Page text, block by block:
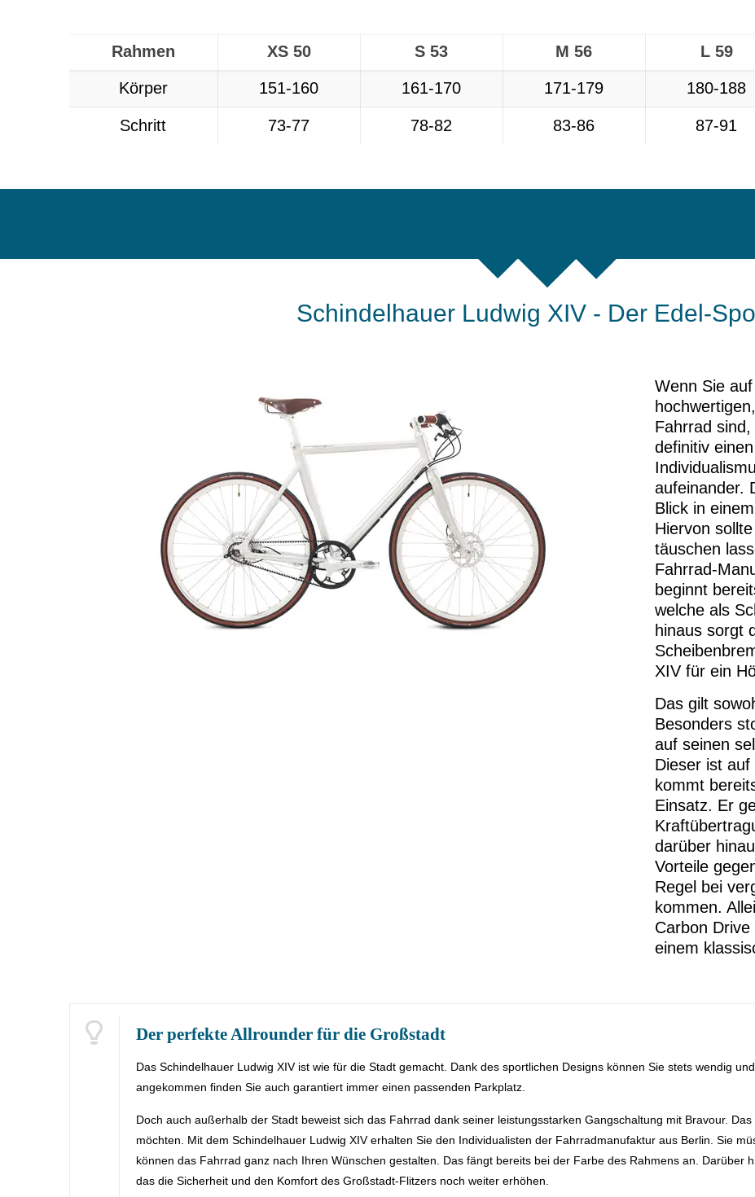
Rahmen XS 50 S 53 M 56 L 59
Körper 151-160 161-170 171-179 180-188
Schritt 73-77 78-82 83-86 87-91
Schindelhauer Ludwig XIV - Der Edel-
Wenn Sie
Fahrrad
definitiv
aufeinander.
Blick in
Hiervon
täuschen
Fahrrad-
beginnt
welche als
hinaus sorgt
XIV für ein
Das gilt
Besonders
auf seinen
Dieser ist
kommt
Einsatz. Er
darüber
Vorteile
Regel bei
kommen.
Carbon
einem
Der perfekte Allrounder für die Großstadt
Das Schindelhauer Ludwig XIV ist wie für die Stadt gemacht. Dank des sportlichen Designs können Sie stets wendig
angekommen finden Sie auch garantiert immer einen passenden Parkplatz.
Doch auch außerhalb der Stadt beweist sich das Fahrrad dank seiner leistungsstarken Gangschaltung mit Bravour.
möchten. Mit dem Schindelhauer Ludwig XIV erhalten Sie den Individualisten der Fahrradmanufaktur aus Berlin. Sie
können das Fahrrad ganz nach Ihren Wünschen gestalten. Das fängt bereits bei der Farbe des Rahmens an. Darüber
das die Sicherheit und den Komfort des Großstadt-Flitzers noch weiter erhöhen.